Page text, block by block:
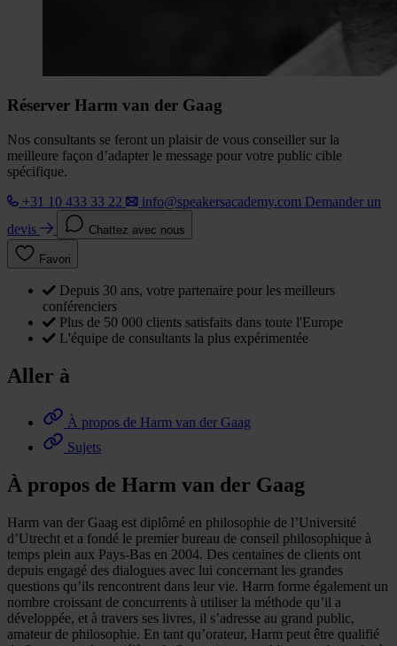
Réserver Harm van der Gaag
Nos consultants se feront un plaisir de vous conseiller sur la
meilleure façon d’adapter le message pour votre public cible
spécifique.
+31 10 433 33 22
info@speakersacademy.com Demander un
devis
Chattez avec nous
Favori
Depuis 30 ans, votre partenaire pour les meilleurs
conférenciers
Plus de 50 000 clients satisfaits dans toute l'Europe
L'équipe de consultants la plus expérimentée
Aller à
À propos de Harm van der Gaag
Sujets
À propos de Harm van der Gaag
Harm van der Gaag est diplômé en philosophie de l’Université
d’Utrecht et a fondé le premier bureau de conseil philosophique à
temps plein aux Pays-Bas en 2004. Des centaines de clients ont
depuis engagé des dialogues avec lui concernant les grandes
questions qu’ils rencontrent dans leur vie. Harm forme également un
nombre croissant de concurrents à utiliser la méthode qu’il a
développée, et à travers ses livres, il s’adresse au grand public,
amateur de philosophie. En tant qu’orateur, Harm peut être qualifié